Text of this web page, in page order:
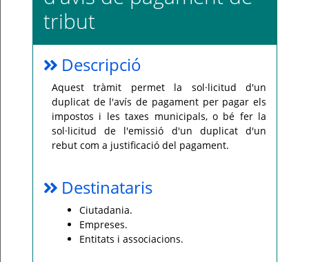
tribut
Descripció
Aquest tràmit permet la sol·licitud d'un
duplicat de l'avís de pagament per pagar els
impostos i les taxes municipals, o bé fer la
sol·licitud de l'emissió d'un duplicat d'un
rebut com a justificació del pagament.
Destinataris
Ciutadania.
Empreses.
Entitats i associacions.